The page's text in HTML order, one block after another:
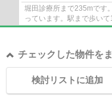
堀田診療所まで235mです
っています。駅まで歩い
件です。一戸建て購入時
チェックした物件を
検討リストに追加